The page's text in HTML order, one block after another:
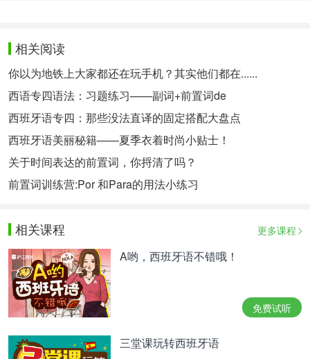
¡A trabajar! 干活！ ¡A dormer! 睡觉！
2. con
1) 方法或工具：
Escribe con lápiz negro. 他用黑色铅笔写字。
Hizo señales con el dedo. 他用手指了指。
2）方式：
Lo hizo con poco ruido. 他没什么动静就做了那件
Le contestó con una sonrisa. 她（他）用一个微笑回
答他。
3）陪伴：
El profesor se reunió con sus alumnos. 老师和学生
们聚会。
Trabaja con su hermano. 他和他的兄弟一起工作。
相关阅读
你以为地铁上大家都还在玩手机？其实他们都在......
西语专四语法：习题练习——副词+前置词de
西班牙语专四：那些没法直译的固定搭配大盘点
西班牙语美丽秘籍——夏季衣着时尚小贴士！
关于时间表达的前置词，你捋清了吗？
前置词训练营:Por 和Para的用法小练习
相关课程 更多课程
A哟，西班牙语不错哦！
免费试听
三堂课玩转西班牙语